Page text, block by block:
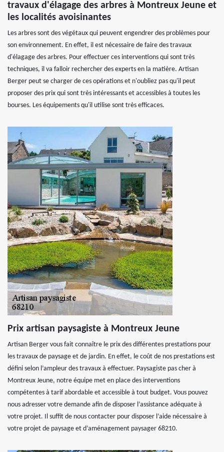
travaux d'élagage des arbres à Montreux Jeune et
les localités avoisinantes
Les arbres sont des végétaux qui peuvent engendrer des problèmes pour
son environnement. En effet, il est nécessaire de faire des travaux
d'élagage des arbres. Pour effectuer ces interventions qui sont très
techniques, il va falloir rechercher des experts en la matière. Artisan
Berger peut se charger de ces opérations et n'oubliez pas qu'il peut
proposer des prix qui sont très intéressants et accessibles à toutes les
bourses. Les équipements qu'il utilise sont très efficaces.
Prix artisan paysagiste à Montreux Jeune
Artisan Berger vous fait connaître le prix des différentes prestations pour
les travaux de paysage et de jardin. En effet, le coût de nos prestations est
défini selon l’ampleur des travaux à effectuer. Paysagiste pas cher à
Montreux Jeune, notre équipe met en place des interventions
compétentes à tarif abordable et accessible à tout budget. Vous pouvez
nous adresser votre demande afin de disposer l’assistance adéquate à
votre projet. Il suffit de nous contacter pour disposer l’aide nécessaire à
votre projet de paysage et d’aménagement paysager 68210.